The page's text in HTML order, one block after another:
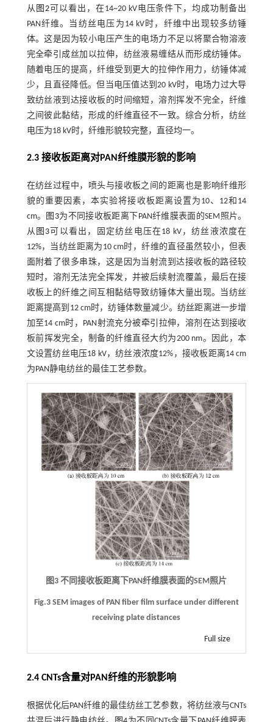
从 图2可以看出，在14~20 kV电压条件下，均成功制备出
PAN纤维。当纺丝电压为14 kV时，纤维中出现较多纺锤
体。这是因为较小电压产生的电场力不足以将聚合物溶液
完全牵引成丝加以拉伸，纺丝液易缠结从而形成纺锤体。
随着电压的提高，纤维受到更大的拉伸作用力，纺锤体减
少，且直径降低。但当电压值达到20 kV时，电场力过大导
致纺丝液到达接收板的时间缩短，溶剂挥发不完全，纤维
之间彼此黏结，形成的纤维直径不一致。综合分析，纺丝
电压为18 kV时，纤维形貌较完整，直径均一。
2.3 接收板距离对PAN纤维膜形貌的影响
在纺丝过程中，喷头与接收板之间的距离也是影响纤维形
貌的重要因素，本实验将接收板距离设置为10、12和14
cm。
图3为不同接收板距离下PAN纤维膜表面的SEM照片。
从 图3 可以看出，固定纺丝电压在18 kV，纺丝液浓度在
12%，当纺丝距离为10 cm时，纤维的直径虽然较小，但表
面附着了很多串珠，这是因为当射流到达接收板的路径较
短时，溶剂无法完全挥发，并被后续射流覆盖，最后在接
收板上的纤维之间互相黏结导致纺锤体大量出现。当纺丝
距离提高到12 cm时，纺锤体数量减少。纺丝距离进一步增
加至14 cm时，PAN射流充分被牵引拉伸，溶剂在达到接收
板前挥发完全，制备的纤维直径大约为200 nm。因此，本
文设置纺丝电压18 kV，纺丝液浓度12%，接收板距离14 cm
为PAN静电纺丝的最佳工艺参数。
图3 不同接收板距离下PAN纤维膜表面的SEM照片
Fig.3 SEM images of PAN fiber film surface under different
receiving plate distances
Full size
2.4 CNTs含量对PAN纤维的形貌影响
根据优化后PAN纤维的最佳纺丝工艺参数，将纺丝液与CNTs